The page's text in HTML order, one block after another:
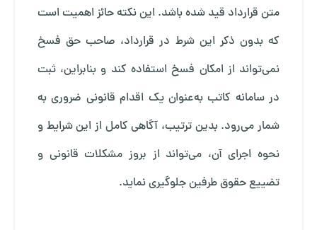
متن قرارداد قید شده باشد. این نکته حائز اهمیت است
که بدون ذکر این شرط در قرارداد، صاحب حق فسخ
نمی‌تواند از امکان فسخ استفاده کند و بنابراین، ثبت
در سامانه کاتب به‌عنوان یک اقدام قانونی ضروری به
شمار می‌رود. بدین ترتیب، آگاهی کامل از این شرایط و
نحوه اجرای آن، می‌تواند از بروز مشکلات قانونی و
تضییع حقوق طرفین جلوگیری نماید.